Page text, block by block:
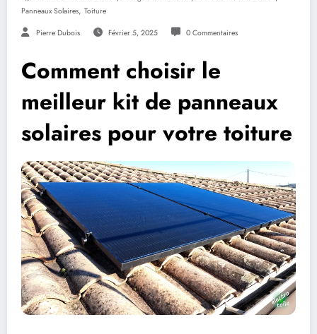
Panneaux Solaires, Toiture
Pierre Dubois Février 5, 2025 0 Commentaires
Comment choisir le
meilleur kit de panneaux
solaires pour votre toiture